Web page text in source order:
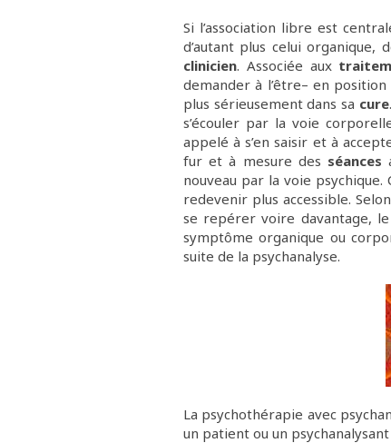
Si l’association libre est
d’autant plus celui
clinicien. Associée aux
demander à l’être– en position
plus sérieusement dans sa cure
s’écouler par la voie
appelé à s’en saisir et à
fur et à mesure des séances
nouveau par la voie
redevenir plus accessible.
se repérer voire davantage,
symptôme organique ou
suite de la psychanalyse.
La psychothérapie avec
un patient ou un